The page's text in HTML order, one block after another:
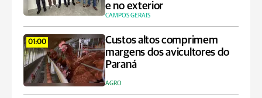
e no exterior
CAMPOS GERAIS
01:00
Custos altos comprimem
margens dos avicultores do
Paraná
AGRO